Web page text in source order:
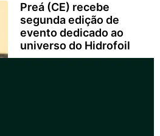
Preá (CE) recebe
segunda edição de
evento dedicado ao
universo do Hidrofoil